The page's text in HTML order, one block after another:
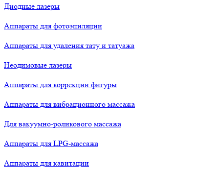
Диодные лазеры
Аппараты для фотоэпиляции
Аппараты для удаления тату и татуажа
Неодимовые лазеры
Аппараты для коррекции фигуры
Аппараты для вибрационного массажа
Для вакуумно-роликового массажа
Аппараты для LPG-массажа
Аппараты для кавитации